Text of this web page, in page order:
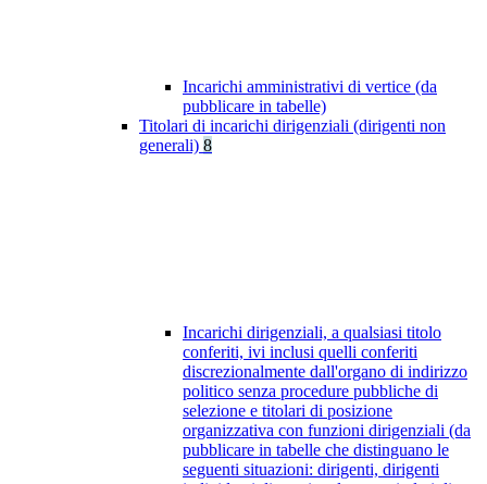
Incarichi amministrativi di vertice (da
pubblicare in tabelle)
Titolari di incarichi dirigenziali (dirigenti non
generali) 8
Incarichi dirigenziali, a qualsiasi titolo
conferiti, ivi inclusi quelli conferiti
discrezionalmente dall'organo di indirizzo
politico senza procedure pubbliche di
selezione e titolari di posizione
organizzativa con funzioni dirigenziali (da
pubblicare in tabelle che distinguano le
seguenti situazioni: dirigenti, dirigenti